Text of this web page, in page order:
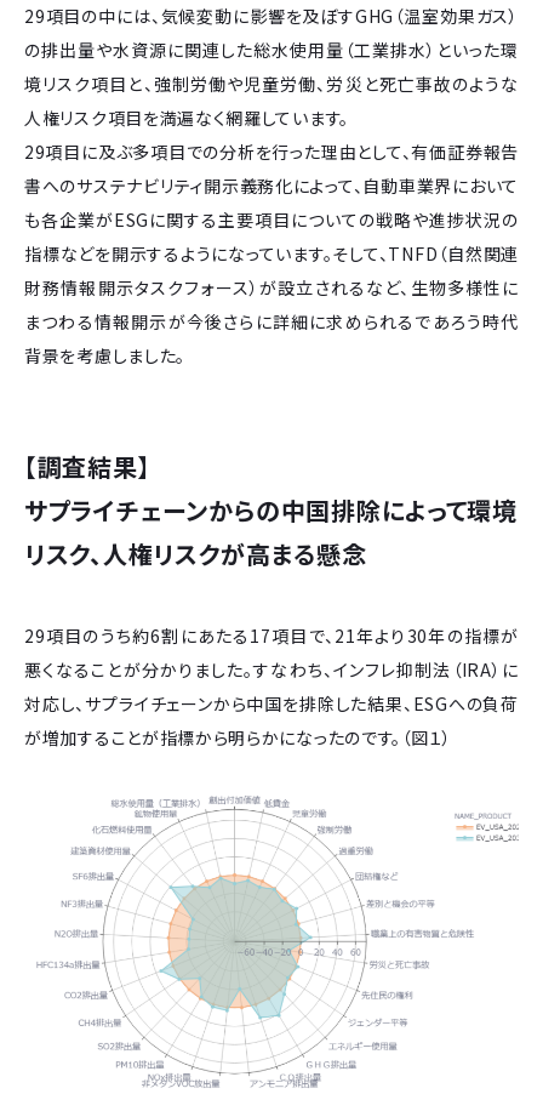
29項目の中には、気候変動に影響を及ぼすGHG（温室効果ガス）
の排出量や水資源に関連した総水使用量（工業排水）といった環
境リスク項目と、強制労働や児童労働、労災と死亡事故のような
人権リスク項目を満遍なく網羅しています。
29項目に及ぶ多項目での分析を行った理由として、有価証券報告
書へのサステナビリティ開示義務化によって、自動車業界において
も各企業がESGに関する主要項目についての戦略や進捗状況の
指標などを開示するようになっています。そして、TNFD（自然関連
財務情報開示タスクフォース）が設立されるなど、生物多様性に
まつわる情報開示が今後さらに詳細に求められるであろう時代
背景を考慮しました。
【調査結果】
サプライチェーンからの中国排除によって環境
リスク、人権リスクが高まる懸念
29項目のうち約6割にあたる17項目で、21年より30年の指標が
悪くなることが分かりました。すなわち、インフレ抑制法（IRA）に
対応し、サプライチェーンから中国を排除した結果、ESGへの負荷
が増加することが指標から明らかになったのです。（図１）